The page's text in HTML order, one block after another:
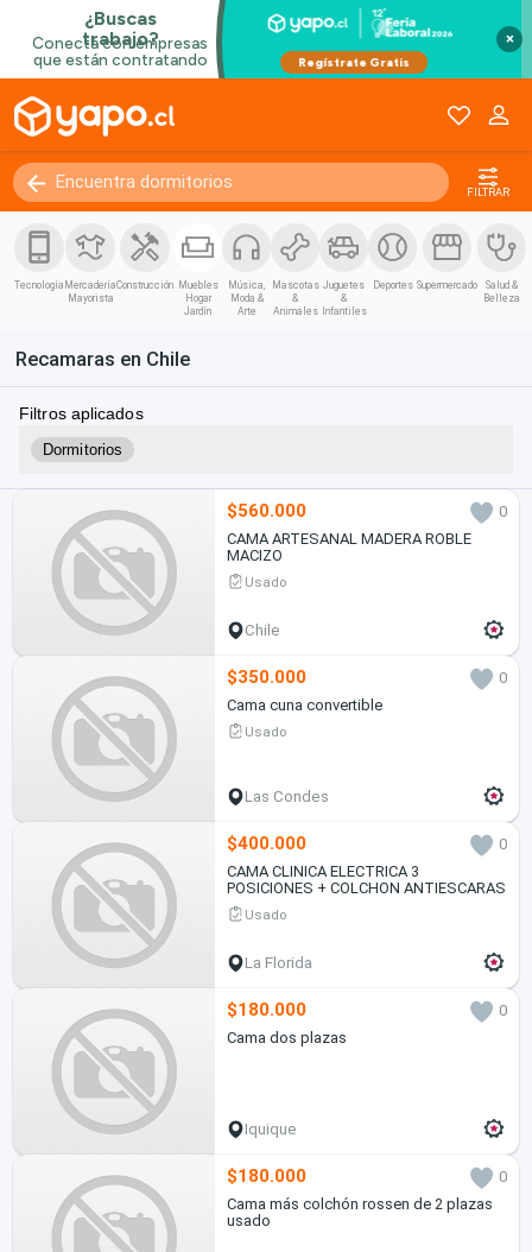
×
FILTRAR
Tecnología Mercadería
Mayorista
Construcción Muebles
Hogar
Jardín
Música,
Moda &
Arte
Mascotas
&
Animales
Juguetes
&
Infantiles
Deportes Supermercado
Salud &
Belleza
Recamaras en Chile
Filtros aplicados
Dormitorios
$560.000
0
CAMA ARTESANAL MADERA ROBLE
MACIZO
Usado
Chile
$350.000
0
Cama cuna convertible
Usado
Las Condes
$400.000
0
CAMA CLINICA ELECTRICA 3
POSICIONES + COLCHON ANTIESCARAS
Usado
La Florida
$180.000
0
Cama dos plazas
Iquique
$180.000
0
Cama más colchón rossen de 2 plazas
usado